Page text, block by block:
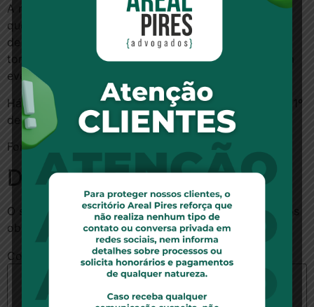
A magistrada chama a atenção ainda para o fato de
que parte das pacientes já passaram por diagnóstico
de câncer ou estão com suspeita da doença, o que
torna o exame é imprescindível para o sucesso de um
eventual tratamento.
Há uma audiência de conciliação marcada para o dia 1º
de outubro
Fonte:
Deixe um comentário
O seu endereço de e-mail não será publicado.
obrigatórios são marcados com*
Comentário